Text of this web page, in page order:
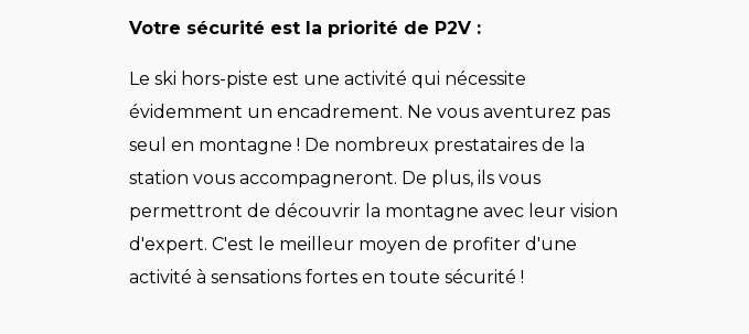
Votre sécurité est la priorité de P2V :
Le ski hors-piste est une activité qui nécessite
évidemment un encadrement. Ne vous aventurez pas
seul en montagne ! De nombreux prestataires de la
station vous accompagneront. De plus, ils vous
permettront de découvrir la montagne avec leur vision
d'expert. C'est le meilleur moyen de profiter d'une
activité à sensations fortes en toute sécurité !